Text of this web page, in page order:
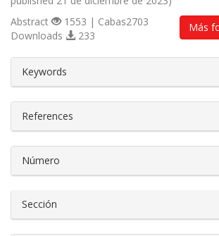
Más
Abstract
1553 | Cabas2703
Downloads
233
Keywords
References
Número
Sección